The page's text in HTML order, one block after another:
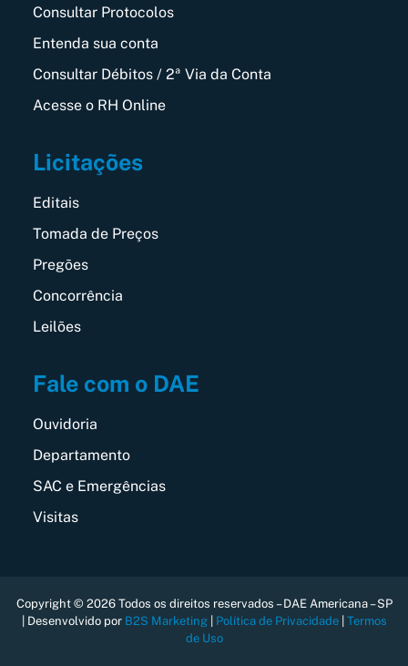
Consultar Protocolos
Entenda sua conta
Consultar Débitos / 2ª Via da Conta
Acesse o RH Online
Licitações
Editais
Tomada de Preços
Pregões
Concorrência
Leilões
Fale com o DAE
Ouvidoria
Departamento
SAC e Emergências
Visitas
Copyright © 2026 Todos os direitos reservados – DAE Americana – SP
| Desenvolvido por B2S Marketing| Política de Privacidade| Termos
de Uso